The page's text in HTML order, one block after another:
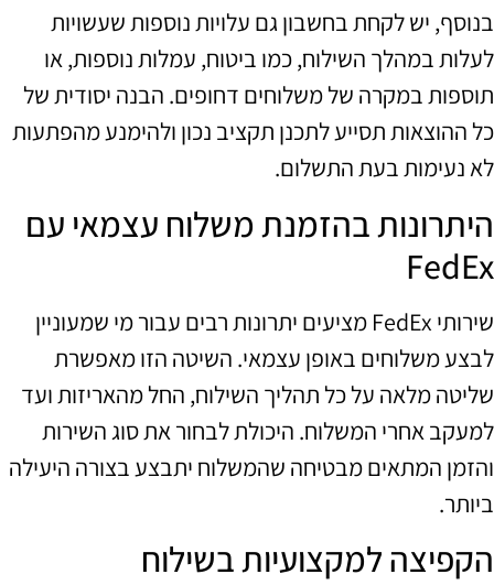
בנוסף, יש לקחת בחשבון גם עלויות נוספות שעשויות
לעלות במהלך השילוח, כמו ביטוח, עמלות נוספות, או
תוספות במקרה של משלוחים דחופים. הבנה יסודית של
כל ההוצאות תסייע לתכנן תקציב נכון ולהימנע מהפתעות
לא נעימות בעת התשלום.
היתרונות בהזמנת משלוח עצמאי עם
FedEx
שירותי FedEx מציעים יתרונות רבים עבור מי שמעוניין
לבצע משלוחים באופן עצמאי. השיטה הזו מאפשרת
שליטה מלאה על כל תהליך השילוח, החל מהאריזות ועד
למעקב אחרי המשלוח. היכולת לבחור את סוג השירות
והזמן המתאים מבטיחה שהמשלוח יתבצע בצורה היעילה
ביותר.
הקפיצה למקצועיות בשילוח